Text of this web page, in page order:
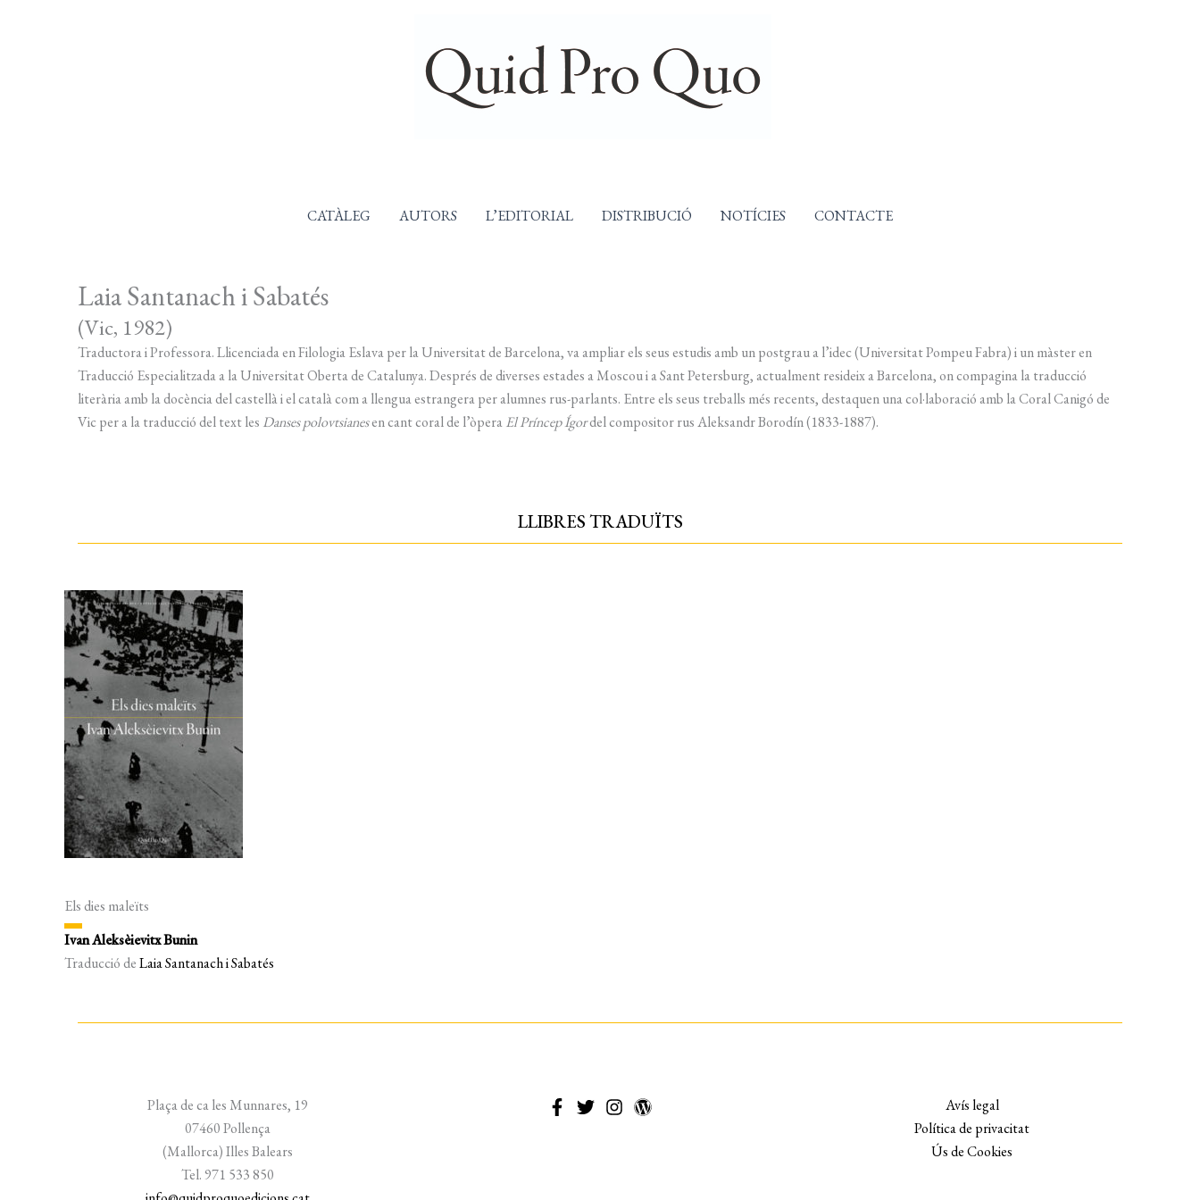
CATÀLEG AUTORS L’EDITORIAL DISTRIBUCIÓ NOTÍCIES CONTACTE
Laia Santanach i Sabatés
(Vic, 1982)
Traductora i Professora. Llicenciada en Filologia Eslava per la Universitat de Barcelona, va ampliar els seus estudis amb un postgrau a l’idec (Universitat Pompeu Fabra) i un màster en
Traducció Especialitzada a la Universitat Oberta de Catalunya. Després de diverses estades a Moscou i a Sant Petersburg, actualment resideix a Barcelona, on compagina la traducció
literària amb la docència del castellà i el català com a llengua estrangera per alumnes rus-parlants. Entre els seus treballs més recents, destaquen una col·laboració amb la Coral Canigó de
Vic per a la traducció del text les Danses polovtsianesen cant coral de l’òperaEl Príncep Ígordel compositor rus Aleksandr Borodín (1833-1887).
LLIBRES TRADUÏTS
Els dies maleïts
Ivan Aleksèievitx Bunin
Traducció deLaia Santanach i Sabatés
Plaça de ca les Munnares, 19
07460 Pollença
(Mallorca) Illes Balears
Tel. 971 533 850
Avís legal
Política de privacitat
Ús de Cookies